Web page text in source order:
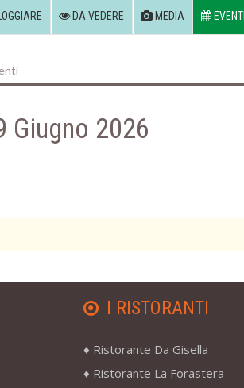
DA VEDERE MEDIA EVENTI
Giugno 2026
I RISTORANTI
Ristorante Da Gisella
Ristorante La Forastera